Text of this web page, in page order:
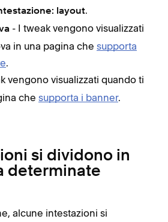
layout.
- I tweak vengono visualizzati
in una pagina che supporta
.
vengono visualizzati quando ti
che supporta i banner.
si dividono in
determinate
alcune intestazioni si